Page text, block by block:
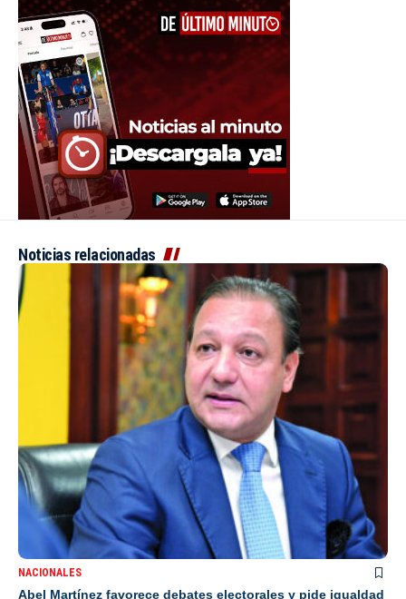
Noticias relacionadas
NACIONALES
Abel Martínez favorece debates electorales y pide igualdad